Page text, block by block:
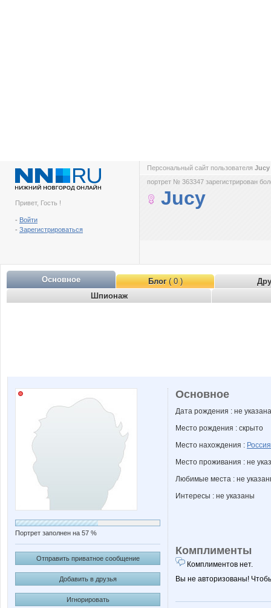
Привет, Гость !
- Войти
- Зарегистрироваться
Персональный сайт пользователя Jucy
портрет № 363347 зарегистрирован
Jucy
Основное Блог( 0 )
Шпионаж
Портрет заполнен на 57 %
Отправить приватное сообщение
Добавить в друзья
Игнорировать
Основное
Дата рождения : не указана
Место рождения : скрыто
Место нахождения : Россия
Место проживания : не
Любимые места : не
Интересы : не указаны
Комплименты
Комплиментов нет.
Вы не авторизованы!